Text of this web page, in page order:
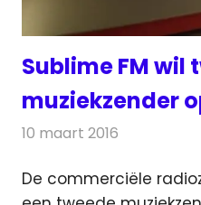
Sublime FM wil
muziekzender
10 maart 2016
De commerciële